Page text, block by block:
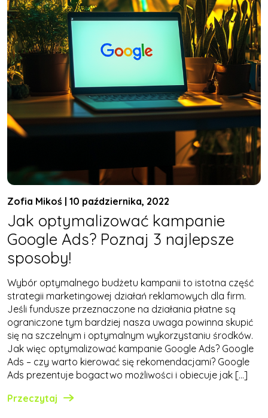
Zofia Mikoś | 10 października, 2022
Jak optymalizować kampanie
Google Ads? Poznaj 3 najlepsze
sposoby!
Wybór optymalnego budżetu kampanii to istotna część
strategii marketingowej działań reklamowych dla firm.
Jeśli fundusze przeznaczone na działania płatne są
ograniczone tym bardziej nasza uwaga powinna skupić
się na szczelnym i optymalnym wykorzystaniu środków.
Jak więc optymalizować kampanie Google Ads? Google
Ads – czy warto kierować się rekomendacjami? Google
Ads prezentuje bogactwo możliwości i obiecuje jak […]
Przeczytaj